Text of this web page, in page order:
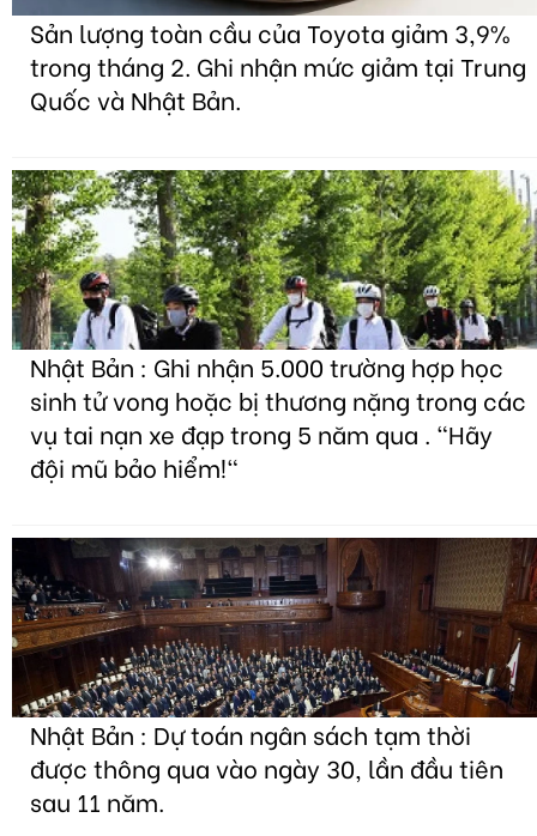
Sản lượng toàn cầu của Toyota giảm 3,9%
trong tháng 2. Ghi nhận mức giảm tại Trung
Quốc và Nhật Bản.
Nhật Bản : Ghi nhận 5.000 trường hợp học
sinh tử vong hoặc bị thương nặng trong các
vụ tai nạn xe đạp trong 5 năm qua . "Hãy
đội mũ bảo hiểm!"
Nhật Bản : Dự toán ngân sách tạm thời
được thông qua vào ngày 30, lần đầu tiên
sau 11 năm.